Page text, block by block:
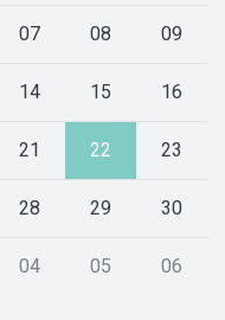
07 08 09
14 15 16
21 22 23
28 29 30
04 05 06